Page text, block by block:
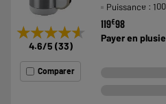
★★★★★
★★★★★
4.6/5 (33)
Comparer
Puissance :
119€98
Payer en